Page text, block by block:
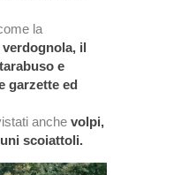
la
il
e
garzette ed
anche volpi,
scoiattoli.